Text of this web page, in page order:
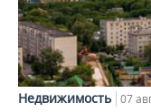
Недвижимость 07